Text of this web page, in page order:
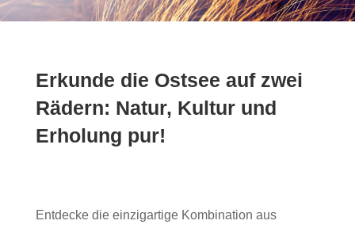
Erkunde die Ostsee auf zwei
Rädern: Natur, Kultur und
Erholung pur!
Entdecke die einzigartige Kombination aus